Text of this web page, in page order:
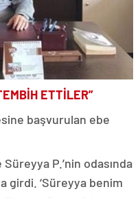
ETTİLER”
başvurulan ebe
P.’nin odasında
girdi. ‘Süreyya benim